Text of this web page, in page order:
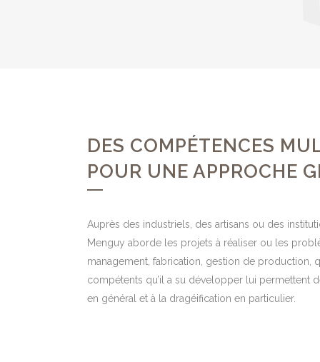
DES COMPÉTENCES
POUR UNE APPROCHE
Auprès des industriels, des artisans ou des
Menguy aborde les projets à réaliser ou les
management, fabrication, gestion de production,
compétents qu’il a su développer lui permettent
en général et à la dragéification en particulier.